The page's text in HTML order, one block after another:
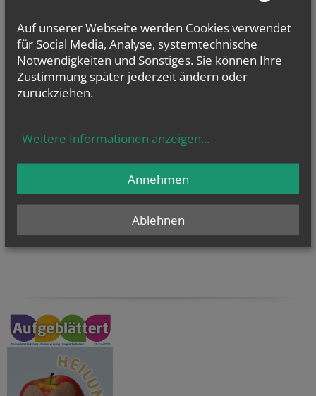
KaRoLieBe auf facebook:
Auf unserer Webseite werden Cookies verwendet
für Social Media, Analyse, systemtechnische
Notwendigkeiten und Sonstiges. Sie können Ihre
Zustimmung später jederzeit ändern oder
zurückziehen.
Weitere Informationen anzeigen...
Ablehnen
Annehmen